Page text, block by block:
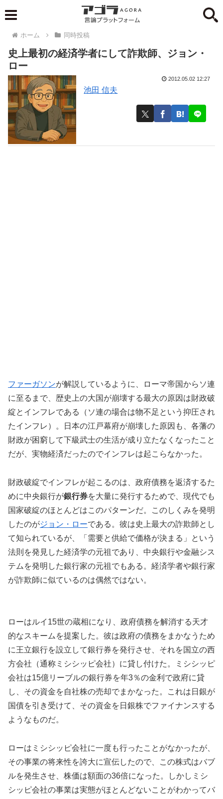
ホーム 同時投稿
史上最初の経済学者にして詐欺師、ジョン・
ロー
池田 信夫
2012.05.02 12:27
ファーガソンが解説しているように、ローマ帝国からソ連
に至るまで、歴史上の大国が崩壊する最大の原因は財政破
綻とインフレである（ソ連の場合は物不足という抑圧され
たインフレ）。日本の江戸幕府が崩壊した原因も、各藩の
財政が困窮して下級武士の生活が成り立たなくなったこと
だが、実物経済だったのでインフレは起こらなかった。
財政破綻でインフレが起こるのは、政府債務を返済するた
めに中央銀行が銀行券を大量に発行するためで、現代でも
国家破綻のほとんどはこのパターンだ。このしくみを発明
したのがジョン・ローである。彼は史上最大の詐欺師とし
て知られているが、「需要と供給で価格が決まる」という
法則を発見した経済学の元祖であり、中央銀行や金融シス
テムを発明した銀行家の元祖でもある。経済学者や銀行家
が詐欺師に似ているのは偶然ではない。
ローはルイ15世の蔵相になり、政府債務を解消する天才
的なスキームを提案した。彼は政府の債務をまかなうため
に王立銀行を設立して銀行券を発行させ、それを国立の西
方会社（通称ミシシッピ会社）に貸し付けた。ミシシッピ
会社は15億リーブルの銀行券を年3％の金利で政府に貸
し、その資金を自社株の売却でまかなった。これは日銀が
国債を引き受けて、その資金を日銀株でファイナンスする
ようなものだ。
ローはミシシッピ会社に一度も行ったことがなかったが、
その事業の将来性を誇大に宣伝したので、この株式はバブ
ルを発生させ、株価は額面の36倍になった。しかしミシ
シッピ会社の事業は実態がほとんどないことがわかってバ